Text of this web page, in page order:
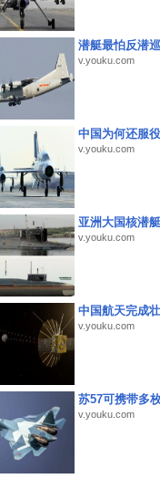
潜艇最怕反潜
v.youku.com
中国为何还服
v.youku.com
亚洲大国核潜
v.youku.com
中国航天完成
v.youku.com
苏57可携带多
v.youku.com